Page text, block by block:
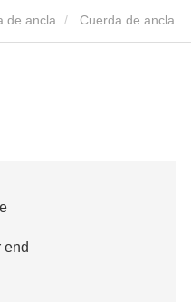
de ancla Cuerda de ancla
end